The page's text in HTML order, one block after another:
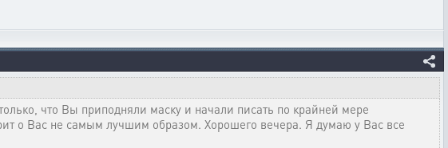
что Вы приподняли маску и начали писать по крайней мере
о Вас не самым лучшим образом. Хорошего вечера. Я думаю у Вас все